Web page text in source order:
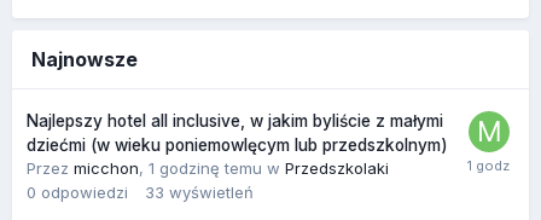
Najnowsze
Najlepszy hotel all inclusive, w jakim byliście z małymi
dziećmi (w wieku poniemowlęcym lub przedszkolnym)
Przez micchon, 1 godzinę temu w Przedszkolaki
0 odpowiedzi 33 wyświetleń